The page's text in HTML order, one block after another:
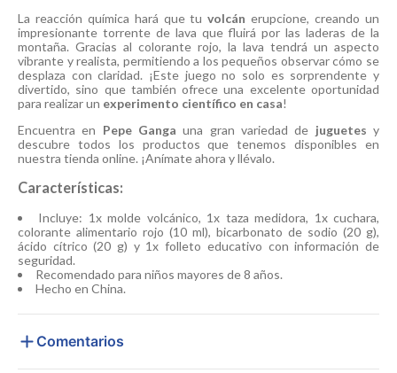
La reacción química hará que tuvolcán erupcione, creando un
impresionante torrente de lava que fluirá por las laderas de la
montaña. Gracias al colorante rojo, la lava tendrá un aspecto
vibrante y realista, permitiendo a los pequeños observar cómo se
desplaza con claridad. ¡Este juego no solo es sorprendente y
divertido, sino que también ofrece una excelente oportunidad
para realizar un experimento científico en casa!
Encuentra en Pepe Ganga una gran variedad de juguetesy
descubre todos los productos que tenemos disponibles en
nuestra tienda online. ¡Anímate ahora y llévalo.
Características:
Incluye: 1x molde volcánico, 1x taza medidora, 1x cuchara,
colorante alimentario rojo (10 ml), bicarbonato de sodio (20 g),
ácido cítrico (20 g) y 1x folleto educativo con información de
seguridad.
Recomendado para niños mayores de 8 años.
Hecho en China.
Comentarios